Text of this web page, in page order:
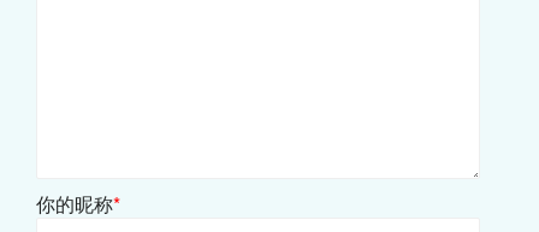
你的昵称*